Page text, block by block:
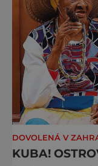
DOVOLENÁ V
KUBA!